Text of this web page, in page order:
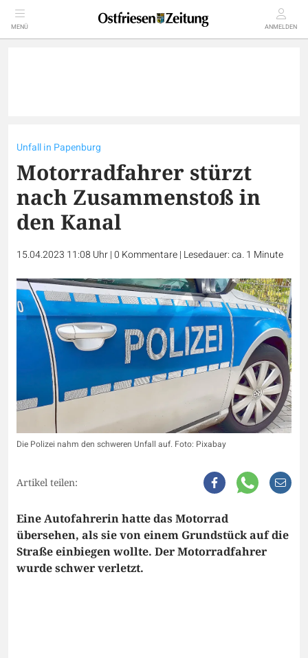
MENÜ ANMELDEN
Unfall in Papenburg
Motorradfahrer stürzt
nach Zusammenstoß in
den Kanal
15.04.2023 11:08 Uhr|0 Kommentare| Lesedauer: ca. 1 Minute
Die Polizei nahm den schweren Unfall auf. Foto: Pixabay
Artikel teilen:
Eine Autofahrerin hatte das Motorrad
übersehen, als sie von einem Grundstück auf die
Straße einbiegen wollte. Der Motorradfahrer
wurde schwer verletzt.